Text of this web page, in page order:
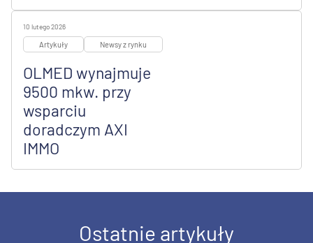
10 lutego 2026
Artykuły Newsy z rynku
OLMED wynajmuje
9500 mkw. przy
wsparciu
doradczym AXI
IMMO
Ostatnie artykuły